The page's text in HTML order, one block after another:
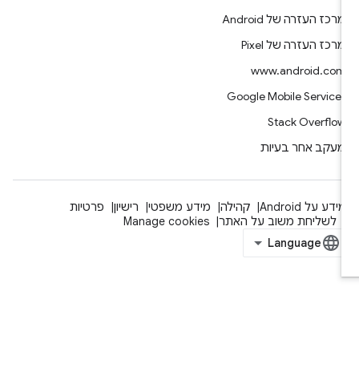
מרכז העזרה של Android
מרכז העזרה של Pixel
www.android.com
Google Mobile Services
Stack Overflow
מעקב אחר בעיות
מידע על Android קהילה מידע משפטי רישיון
פרטיות
לשליחת משוב על האתר
Manage cookies